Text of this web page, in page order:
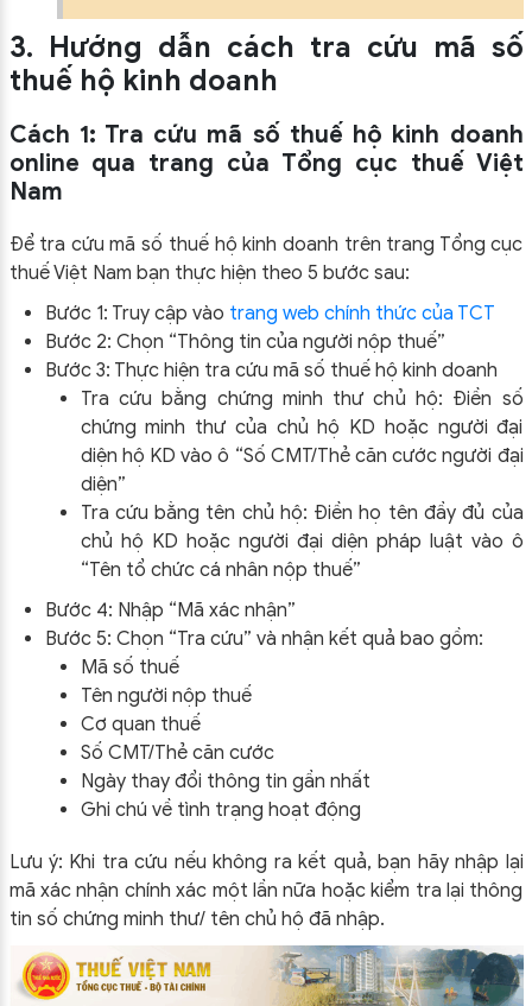
3. Hướng dẫn cách tra cứu mã số
thuế hộ kinh doanh
Cách 1: Tra cứu mã số thuế hộ kinh doanh
online qua trang của Tổng cục thuế Việt
Nam
Để tra cứu mã số thuế hộ kinh doanh trên trang Tổng cục
thuế Việt Nam bạn thực hiện theo 5 bước sau:
Bước 1: Truy cập vào trang web chính thức của TCT
Bước 2: Chọn “Thông tin của người nộp thuế”
Bước 3: Thực hiện tra cứu mã số thuế hộ kinh doanh
Tra cứu bằng chứng minh thư chủ hộ: Điền số
chứng minh thư của chủ hộ KD hoặc người đại
diện hộ KD vào ô “Số CMT/Thẻ căn cước người đại
diện”
Tra cứu bằng tên chủ hộ: Điền họ tên đầy đủ của
chủ hộ KD hoặc người đại diện pháp luật vào ô
“Tên tổ chức cá nhân nộp thuế”
Bước 4: Nhập “Mã xác nhận”
Bước 5: Chọn “Tra cứu” và nhận kết quả bao gồm:
Mã số thuế
Tên người nộp thuế
Cơ quan thuế
Số CMT/Thẻ căn cước
Ngày thay đổi thông tin gần nhất
Ghi chú về tình trạng hoạt động
Lưu ý: Khi tra cứu nếu không ra kết quả, bạn hãy nhập lại
mã xác nhận chính xác một lần nữa hoặc kiểm tra lại thông
tin số chứng minh thư/ tên chủ hộ đã nhập.